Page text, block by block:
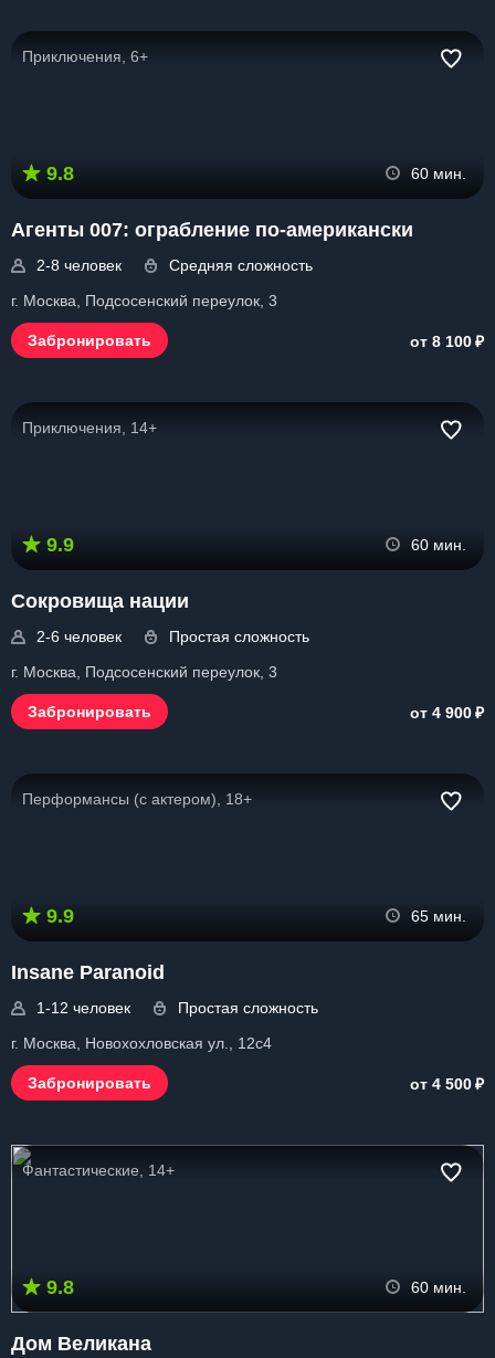
Приключения, 6+
9.8 60 мин.
Агенты 007: ограбление по-американски
2-8 человек
Средняя сложность
г. Москва, Подсосенский переулок, 3
Забронировать от 8 100₽
Приключения, 14+
9.9 60 мин.
Сокровища нации
2-6 человек
Простая сложность
г. Москва, Подсосенский переулок, 3
Забронировать от 4 900₽
Перформансы (с актером), 18+
9.9 65 мин.
Insane Paranoid
1-12 человек
Простая сложность
г. Москва, Новохохловская ул., 12с4
Забронировать от 4 500₽
Фантастические, 14+
9.8 60 мин.
Дом Великана